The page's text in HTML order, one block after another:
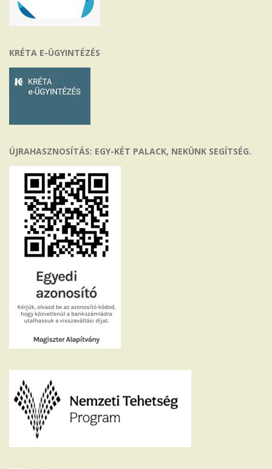
KRÉTA E-ÜGYINTÉZÉS
ÚJRAHASZNOSÍTÁS: EGY-KÉT PALACK, NEKÜNK SEGÍTSÉG.